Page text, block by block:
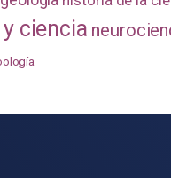
ciencia